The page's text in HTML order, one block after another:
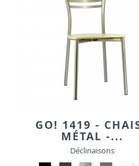
GO! 1419 -
MÉTAL -...
Déclinaisons